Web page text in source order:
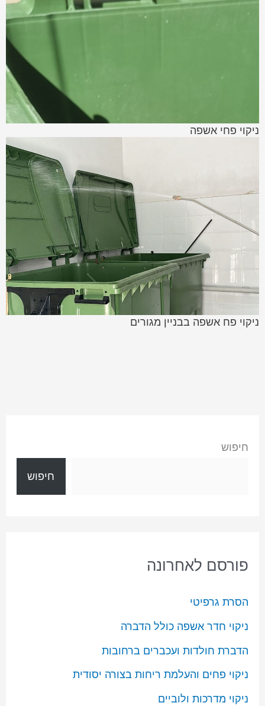
ניקוי פחי אשפה
ניקוי פח אשפה בבניין מגורים
חיפוש
חיפוש
פורסם לאחרונה
הסרת גרפיטי
ניקוי חדר אשפה כולל הדברה
הדברת חולדות ועכברים ברחובות
ניקוי פחים והעלמת ריחות בצורה יסודית
ניקוי מדרכות ולוביים